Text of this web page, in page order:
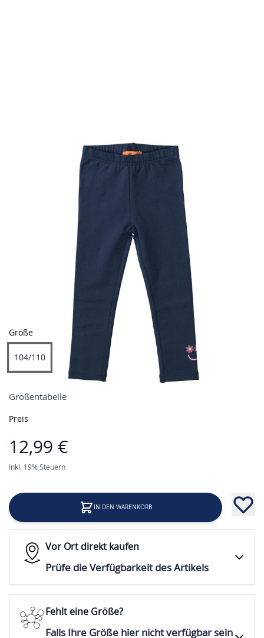
Größe
104/110
Größentabelle
Preis
12,99 €
Inkl. 19% Steuern
IN DEN WARENKORB
Vor Ort direkt kaufen
Prüfe die Verfügbarkeit des Artikels
Fehlt eine Größe?
Falls Ihre Größe hier nicht verfügbar sein